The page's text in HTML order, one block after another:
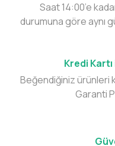
Saat 14:00’e
durumuna göre aynı
Kredi
Beğendiğiniz ürünleri
Garanti